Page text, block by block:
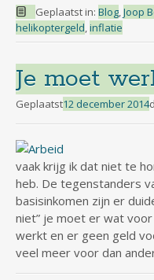
Geplaatst in: Blog,Joop
helikoptergeld,inflatie
Je moet
Geplaatst12 december 2014
vaak krijg ik dat niet te
heb. De tegenstanders
basisinkomen zijn er
niet” je moet er wat
werkt en er geen geld
veel meer voor dan